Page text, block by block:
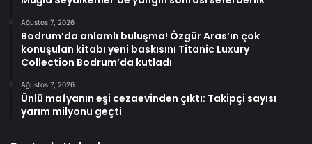
Ağustos 7, 2026
Bodrum’da anlamlı buluşma! Özgür Aras’ın çok
konuşulan kitabı yeni baskısını Titanic Luxury
Collection Bodrum’da kutladı
Ağustos 7, 2026
Ünlü mafyanın eşi cezaevinden çıktı: Takipçi sayısı
yarım milyonu geçti